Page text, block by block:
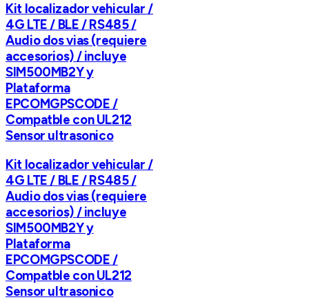
Kit localizador vehicular /
4G LTE / BLE / RS485 /
Audio dos vias (requiere
accesorios) / incluye
SIM500MB2Y y
Plataforma
EPCOMGPSCODE /
Compatble con UL212
Sensor ultrasonico
Kit localizador vehicular /
4G LTE / BLE / RS485 /
Audio dos vias (requiere
accesorios) / incluye
SIM500MB2Y y
Plataforma
EPCOMGPSCODE /
Compatble con UL212
Sensor ultrasonico